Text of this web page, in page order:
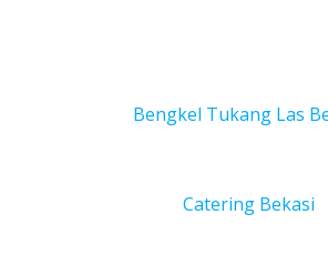
Bengkel Tukang Las
Catering Bekasi